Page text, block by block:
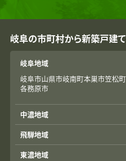
岐阜の市町村から新築戸建
岐阜地域
岐阜市山県市岐南町本巣市笠松町
各務原市
中濃地域
飛騨地域
東濃地域